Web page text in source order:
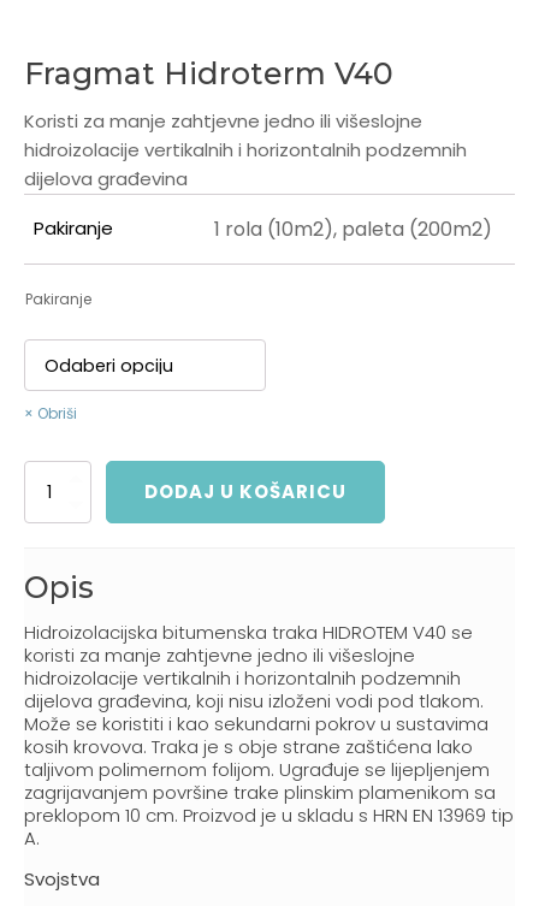
Fragmat Hidroterm V40
Koristi za manje zahtjevne jedno ili višeslojne
hidroizolacije vertikalnih i horizontalnih podzemnih
dijelova građevina
Pakiranje
1 rola (10m2), paleta (200m2)
Pakiranje
Obriši
Hidroterm
V40
DODAJ U KOŠARICU
Opis
Hidroizolacijska bitumenska traka HIDROTEM V40 se
koristi za manje zahtjevne jedno ili višeslojne
hidroizolacije vertikalnih i horizontalnih podzemnih
dijelova građevina, koji nisu izloženi vodi pod tlakom.
Može se koristiti i kao sekundarni pokrov u sustavima
kosih krovova. Traka je s obje strane zaštićena lako
taljivom polimernom folijom. Ugrađuje se lijepljenjem
zagrijavanjem površine trake plinskim plamenikom sa
preklopom 10 cm. Proizvod je u skladu s HRN EN 13969 tip
A.
Svojstva